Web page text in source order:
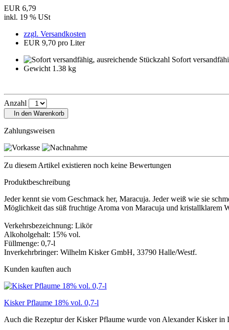
EUR 6,79
inkl. 19 % USt
zzgl. Versandkosten
EUR 9,70 pro Liter
Sofort
Gewicht 1.38 kg
Anzahl
In den Warenkorb
Zahlungsweisen
Zu diesem Artikel existieren noch keine Bewertungen
Produktbeschreibung
Jeder kennt sie vom Geschmack her, Maracuja. Jeder weiß wie sie
Möglichkeit das süß fruchtige Aroma von Maracuja und kristallklarem
Verkehrsbezeichnung: Likör
Alkoholgehalt: 15% vol.
Füllmenge: 0,7-l
Inverkehrbringer: Wilhelm Kisker GmbH, 33790 Halle/Westf.
Kunden kauften auch
Kisker Pflaume 18% vol. 0,7-l
Auch die Rezeptur der Kisker Pflaume wurde von Alexander Kisker in